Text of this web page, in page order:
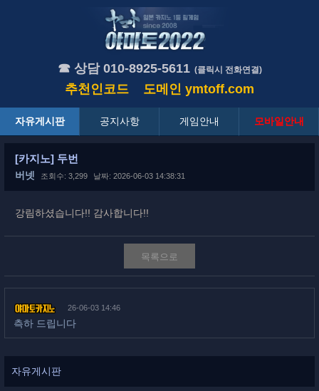
☎ 상담 010-8925-5611 (클릭시 전화연결)
추천인코드 도메인 ymtoff.com
자유게시판 공지사항 게임안내 모바일안내
[카지노] 두번
버넷 조회수: 3,299 날짜: 2026-06-03 14:38:31
강림하셨습니다!! 감사합니다!!
목록으로
26-06-03 14:46
측하 드립니다
자유게시판